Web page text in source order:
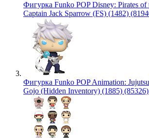
Фигурка Funko POP Disney: Pirates of
Captain Jack Sparrow (FS) (1482)
Фигурка Funko POP Animation:
Gojo (Hidden Inventory) (1885)